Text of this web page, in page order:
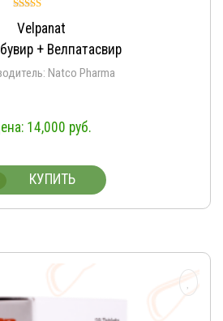
4.96
из 5
Velpanat
+ Велпатасвир
Natco Pharma
14,000 руб.
КУПИТЬ